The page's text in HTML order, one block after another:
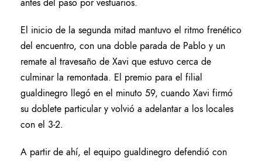
antes del paso por vestuarios.
El inicio de la segunda mitad mantuvo el ritmo frenético
del encuentro, con una doble parada de Pablo y un
remate al travesaño de Xavi que estuvo cerca de
culminar la remontada. El premio para el filial
gualdinegro llegó en el minuto 59, cuando Xavi firmó
su doblete particular y volvió a adelantar a los locales
con el 3-2.
A partir de ahí, el equipo gualdinegro defendió con